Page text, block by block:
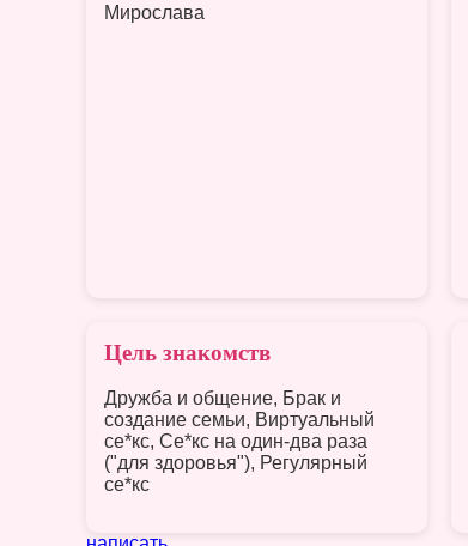
Мирослава
Цель знакомств
Дружба и общение, Брак и
создание семьи, Виртуальный
се*кс, Се*кс на один-два раза
("для здоровья"), Регулярный
се*кс